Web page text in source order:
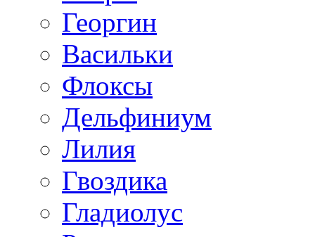
Георгин
Васильки
Флоксы
Дельфиниум
Лилия
Гвоздика
Гладиолус